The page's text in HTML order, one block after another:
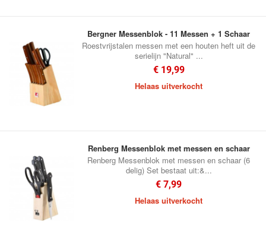
Bergner Messenblok - 11 Messen + 1 Schaar
Roestvrijstalen messen met een houten heft uit de
serielijn "Natural" ...
€ 19,99
Helaas uitverkocht
Renberg Messenblok met messen en schaar
Renberg Messenblok met messen en schaar (6
delig) Set bestaat uit:&...
€ 7,99
Helaas uitverkocht